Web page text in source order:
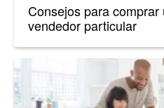
Consejos para comprar
vendedor particular